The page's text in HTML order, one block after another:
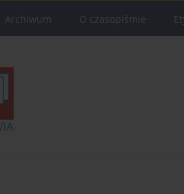
Archiwum O czasopiśmie